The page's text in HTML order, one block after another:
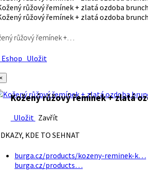
růžový řemínek +…
Uložit
Kožený růžový řemínek + zlatá
Uložit Zavřít
KDE TO SEHNAT
burga.cz/products/kozeny-reminek-k…
burga.cz/products…